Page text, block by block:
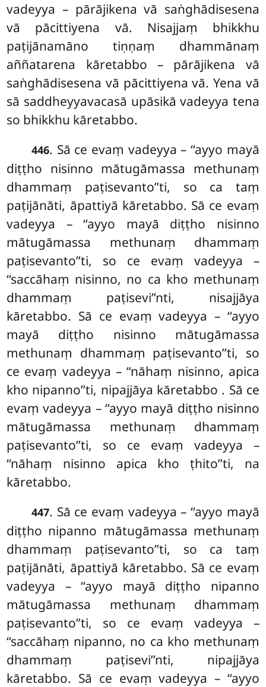
vadeyya – pārājikena vā saṅghādisesena
vā pācittiyena vā. Nisajjaṃ bhikkhu
paṭijānamāno tiṇṇaṃ dhammānaṃ
aññatarena kāretabbo – pārājikena vā
saṅghādisesena vā pācittiyena vā. Yena vā
sā saddheyyavacasā upāsikā vadeyya tena
so bhikkhu kāretabbo.
446. Sā ce evaṃ vadeyya – ‘‘ayyo mayā
diṭṭho nisinno mātugāmassa methunaṃ
dhammaṃ paṭisevanto’’ti, so ca taṃ
paṭijānāti, āpattiyā kāretabbo. Sā ce evaṃ
vadeyya – ‘‘ayyo mayā diṭṭho nisinno
mātugāmassa methunaṃ dhammaṃ
paṭisevanto’’ti, so ce evaṃ vadeyya –
‘‘saccāhaṃ nisinno, no ca kho methunaṃ
dhammaṃ paṭisevi’’nti, nisajjāya
kāretabbo. Sā ce evaṃ vadeyya – ‘‘ayyo
mayā diṭṭho nisinno mātugāmassa
methunaṃ dhammaṃ paṭisevanto’’ti, so
ce evaṃ vadeyya – ‘‘nāhaṃ nisinno, apica
kho nipanno’’ti, nipajjāya kāretabbo . Sā ce
evaṃ vadeyya – ‘‘ayyo mayā diṭṭho nisinno
mātugāmassa methunaṃ dhammaṃ
paṭisevanto’’ti, so ce evaṃ vadeyya –
‘‘nāhaṃ nisinno apica kho ṭhito’’ti, na
kāretabbo.
447. Sā ce evaṃ vadeyya – ‘‘ayyo mayā
diṭṭho nipanno mātugāmassa methunaṃ
dhammaṃ paṭisevanto’’ti, so ca taṃ
paṭijānāti, āpattiyā kāretabbo. Sā ce evaṃ
vadeyya – ‘‘ayyo mayā diṭṭho nipanno
mātugāmassa methunaṃ dhammaṃ
paṭisevanto’’ti, so ce evaṃ vadeyya –
‘‘saccāhaṃ nipanno, no ca kho methunaṃ
dhammaṃ paṭisevi’’nti, nipajjāya
kāretabbo. Sā ce evaṃ vadeyya – ‘‘ayyo